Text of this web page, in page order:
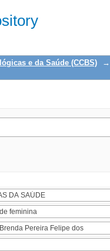
e da Saúde (CCBS)
→